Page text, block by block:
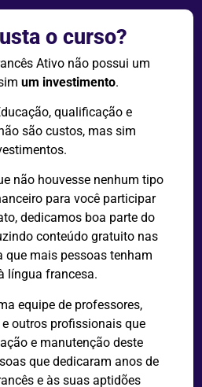
o curso?
Ativo não possui um
um investimento.
qualificação e
são custos, mas sim
não houvesse nenhum tipo
para você participar
dedicamos boa parte do
conteúdo gratuito nas
que mais pessoas tenham
língua francesa.
equipe de professores,
outros profissionais que
e manutenção deste
que dedicaram anos de
e àssuas aptidões